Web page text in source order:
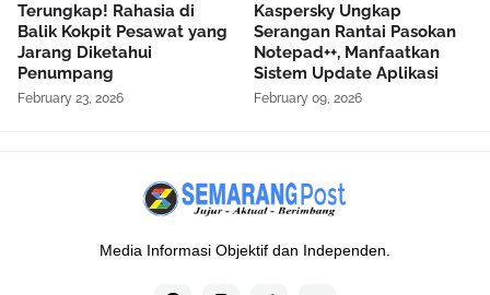
Terungkap! Rahasia di
Balik Kokpit Pesawat yang
Jarang Diketahui
Penumpang
February 23, 2026
Kaspersky Ungkap
Serangan Rantai Pasokan
Notepad++, Manfaatkan
Sistem Update Aplikasi
February 09, 2026
Media Informasi Objektif dan Independen.